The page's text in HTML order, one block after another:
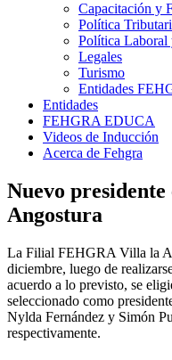
Capacitación y
Política
Política Laboral
Legales
Turismo
Entidades
Entidades
FEHGRA EDUCA
Videos de Inducción
Acerca de Fehgra
Nuevo
Angostura
La Filial FEHGRA Villa la
diciembre, luego de
acuerdo a lo previsto, se
seleccionado como
Nylda Fernández y Simón
respectivamente.